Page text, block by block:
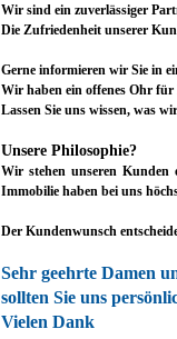
Wir sind ein zuverlässiger
Die Zufriedenheit unserer
Gerne informieren wir Sie in
Wir haben ein offenes Ohr
Lassen Sie uns wissen, was
Unsere Philosophie?
Wir stehen unseren Kunden
Immobilie haben bei uns
Der Kundenwunsch
Sehr geehrte Damen
sollten Sie uns
Vielen Dank